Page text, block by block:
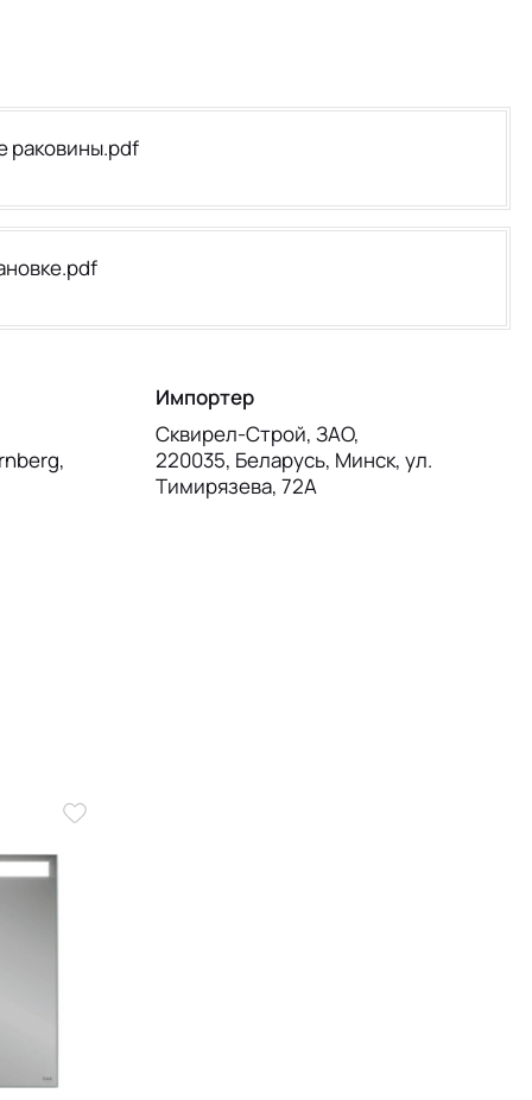
раковины.pdf
Импортер
Сквирел-Строй, ЗАО,
220035, Беларусь, Минск, ул.
Тимирязева, 72А